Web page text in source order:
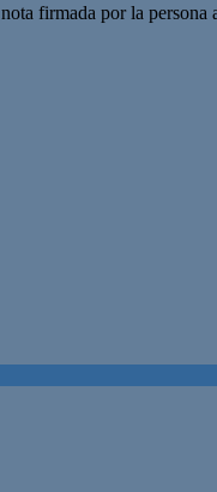
firmada por la